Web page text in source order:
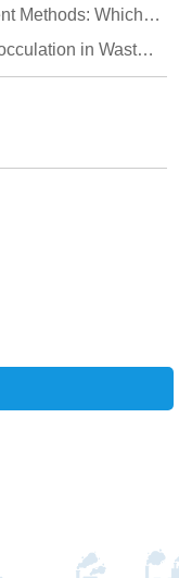
An Overview of Various COD Treatment Methods: Which One Best Suits Your Needs?
Best Practices for Coagulation and Flocculation in Wastewater Treatment